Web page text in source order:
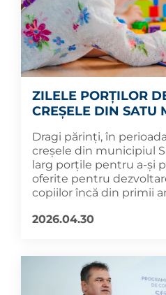
ZILELE PORȚILOR
CREȘELE DIN SATU
Dragi părinți, în
creșele din municipiul
larg porțile pentru a-și
oferite pentru
copiilor încă din primii
2026.04.30